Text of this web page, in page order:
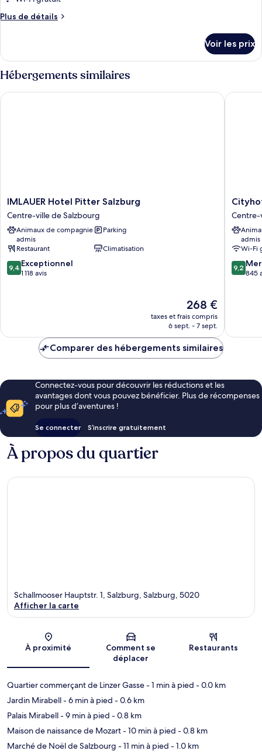
Room
ce
chambre :
Double
Room
Plus
Plus de détails
Plus
le
type
de
chambre
Double
Voir les prix
Hébergements similaires
IMLAUER
Hotel
Pitter
Salzburg
Centre-
ville
de
Salzbourg
IMLAUER Hotel Pitter Salzburg
Centre-ville de Salzbourg
Animaux de compagnie
admis
Parking
Restaurant
Climatisation
9.4
sur
9,4 Exceptionnel
1 118 avis
Le
nouveau
prix
de
268 €
taxes et frais compris
6 sept. - 7 sept.
IMLAUER Hotel Pitter Salzburg
Trumer
Stube
Centre-
ville
de
Centre-
admis
Wi-Fi
9.2
sur
9,2
845
Comparer des hébergements similaires
Connectez-vous pour découvrir les réductions et les
avantages dont vous pouvez bénéficier. Plus de récompenses
pour plus d’aventures !
Se connecter S’inscrire gratuitement
À propos du quartier
Carte
Schallmooser Hauptstr. 1, Salzburg, Salzburg, 5020
Afficher la carte
À proximité
Comment se
déplacer
Restaurants
Quartier commerçant de Linzer Gasse- 1 min à pied - 0.0 km
Jardin Mirabell- 6 min à pied - 0.6 km
Palais Mirabell- 9 min à pied - 0.8 km
Maison de naissance de Mozart- 10 min à pied - 0.8 km
Marché de Noël de Salzbourg - 11 min à pied - 1.0 km